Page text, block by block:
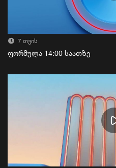
7 თვის
ფორმულა 14:00 საათზე